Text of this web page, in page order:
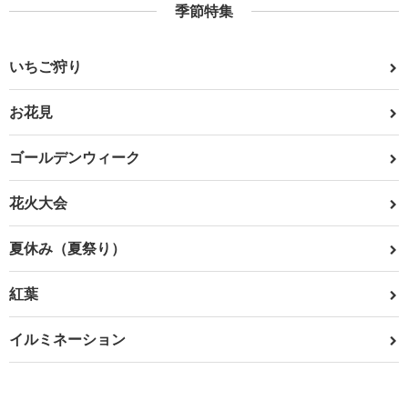
季節特集
いちご狩り
お花見
ゴールデンウィーク
花火大会
夏休み（夏祭り）
紅葉
イルミネーション